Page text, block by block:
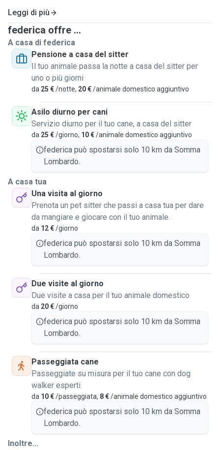
Leggi di più
federica offre ...
A casa di federica
Pensione a casa del sitter
Il tuo animale passa la notte a casa del sitter per
uno o più giorni
da 25 €/notte, 20 €/animale domestico aggiuntivo
Asilo diurno per cani
Servizio diurno per il tuo cane, a casa del sitter
da 25 €/giorno, 10 €/animale domestico aggiuntivo
federica può spostarsi solo 10 km da Somma
Lombardo.
A casa tua
Una visita al giorno
Prenota un pet sitter che passi a casa tua per dare
da mangiare e giocare con il tuo animale.
da 12 €/giorno
federica può spostarsi solo 10 km da Somma
Lombardo.
Due visite al giorno
Due visite a casa per il tuo animale domestico
da 20 €/giorno
federica può spostarsi solo 10 km da Somma
Lombardo.
Passeggiata cane
Passeggiate su misura per il tuo cane con dog
walker esperti
da 10 €/passeggiata, 8 €/animale domestico aggiuntivo
federica può spostarsi solo 10 km da Somma
Lombardo.
Inoltre...